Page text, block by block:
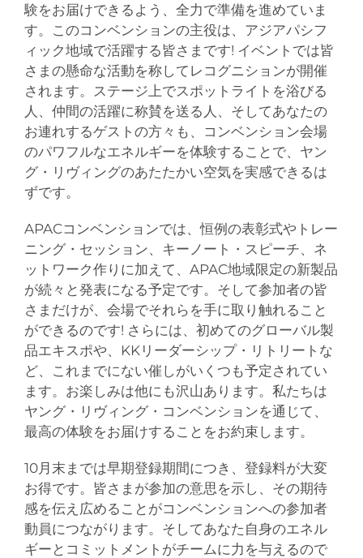
験をお届けできるよう、全力で準備を進めていま
す。このコンベンションの主役は、アジアパシフ
ィック地域で活躍する皆さまです! イベントでは皆
さまの懸命な活動を称してレコグニションが開催
されます。ステージ上でスポットライトを浴びる
人、仲間の活躍に称賛を送る人、そしてあなたの
お連れするゲストの方々も、コンベンション会場
のパワフルなエネルギーを体験することで、ヤン
グ・リヴィングのあたたかい空気を実感できるは
ずです。
APACコンベンションでは、恒例の表彰式やトレー
ニング・セッション、キーノート・スピーチ、ネ
ットワーク作りに加えて、APAC地域限定の新製品
が続々と発表になる予定です。そして参加者の皆
さまだけが、会場でそれらを手に取り触れること
ができるのです! さらには、初めてのグローバル製
品エキスポや、KKリーダーシップ・リトリートな
ど、これまでにない催しがいくつも予定されてい
ます。お楽しみは他にも沢山あります。私たちは
ヤング・リヴィング・コンベンションを通じて、
最高の体験をお届けすることをお約束します。
10月末までは早期登録期間につき、登録料が大変
お得です。皆さまが参加の意思を示し、その期待
感を伝え広めることがコンベンションへの参加者
動員につながります。そしてあなた自身のエネル
ギーとコミットメントがチームに力を与えるので